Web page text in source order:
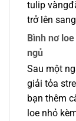
tulip
trở lên
Bình nơ
ngủ
Sau một
giải tỏa
bạn thêm
loe nhỏ